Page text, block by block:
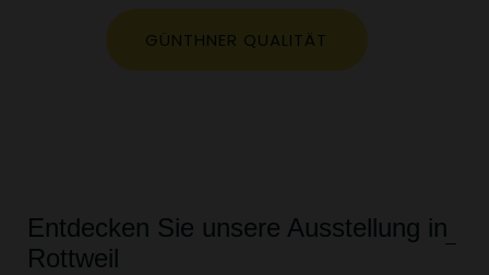
GÜNTHNER QUALITÄT
Entdecken Sie unsere Ausstellung in
Rottweil